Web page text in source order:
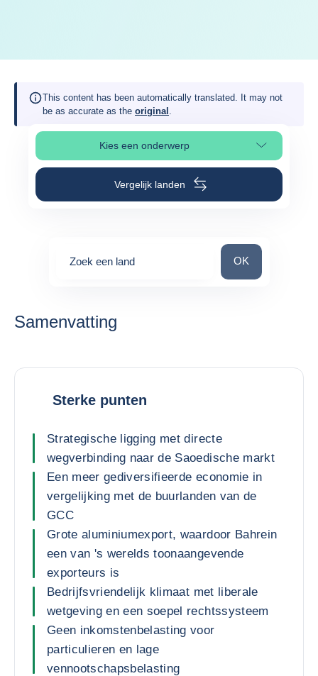
This content has been automatically translated. It may not
be as accurate as the original .
Kies een onderwerp
Selecteer paginasectie
Vergelijk landen
Zoek een land Zoek een land
OK
Samenvatting
Sterke punten
Strategische ligging met directe
wegverbinding naar de Saoedische markt
Een meer gediversifieerde economie in
vergelijking met de buurlanden van de
GCC
Grote aluminiumexport, waardoor Bahrein
een van 's werelds toonaangevende
exporteurs is
Bedrijfsvriendelijk klimaat met liberale
wetgeving en een soepel rechtssysteem
Geen inkomstenbelasting voor
particulieren en lage
vennootschapsbelasting